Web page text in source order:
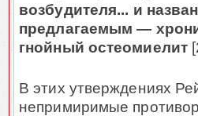
возбуди­теля... и
предлагаемым —
гнойный остеомиелит
В этих утверждениях
непримиримые